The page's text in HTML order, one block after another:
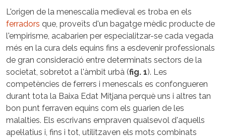
L'origen de la menescalia medieval es troba en els
ferradors que, proveïts d'un bagatge mèdic producte de
l'empirisme, acabarien per especialitzar-se cada vegada
més en la cura dels equins fins a esdevenir professionals
de gran consideració entre determinats sectors de la
societat, sobretot a l'àmbit urbà (fig. 1). Les
competències de ferrers i menescals es confongueren
durant tota la Baixa Edat Mitjana perquè uns i altres tan
bon punt ferraven equins com els guarien de les
malalties. Els escrivans empraven qualsevol d'aquells
apel·latius i, fins i tot, utilitzaven els mots combinats